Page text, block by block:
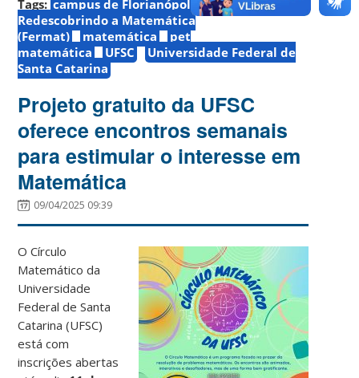
Tags: campus de Florianópolis evento
Feira
Redescobrindo a Matemática
(Fermat)
matemática
pet
matemática
UFSC
Universidade Federal de
Santa Catarina
Projeto gratuito da UFSC
oferece encontros semanais
para estimular o interesse em
Matemática
09/04/2025 09:39
O Círculo
Matemático da
Universidade
Federal de Santa
Catarina (UFSC)
está com
inscrições abertas